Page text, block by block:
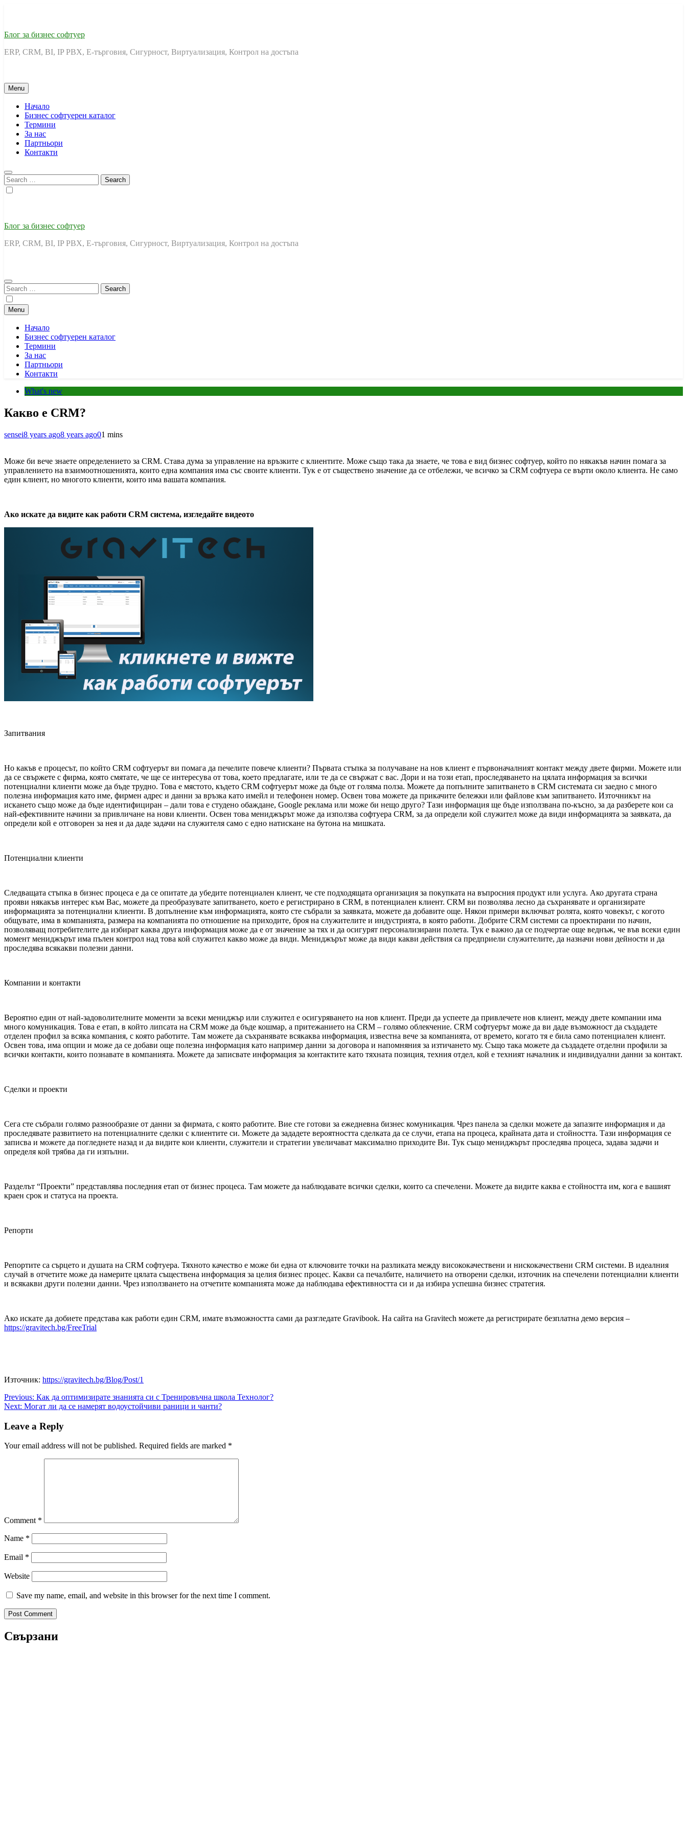
Блог за бизнес софтуер
ERP, CRM, BI, IP PBX, Е-търговия, Сигурност, Виртуализация, Контрол на достъпа
Menu
Начало
Бизнес софтуерен каталог
Термини
За нас
Партньори
Контакти
Search
for:
Блог за бизнес софтуер
ERP, CRM, BI, IP PBX, Е-търговия, Сигурност, Виртуализация, Контрол на достъпа
Search
for:
Menu
Начало
Бизнес софтуерен каталог
Термини
За нас
Партньори
Контакти
What's new
Какво е CRM?
sensei8 years ago8 years ago01 mins
Може би вече знаете определението за CRM. Става дума за управление на връзките с клиентите. Може също така да знаете, че това е вид бизнес софтуер, който по някакъв начин помага за
управлението на взаимоотношенията, които една компания има със своите клиенти. Тук е от съществено значение да се отбележи, че всичко за CRM софтуера се върти около клиента. Не само
един клиент, но многото клиенти, които има вашата компания.
Ако искате да видите как работи CRM система, изгледайте видеото
Запитвания
Но какъв е процесът, по който CRM софтуерът ви помага да печелите повече клиенти? Първата стъпка за получаване на нов клиент е първоначалният контакт между двете фирми. Можете или
да се свържете с фирма, която смятате, че ще се интересува от това, което предлагате, или те да се свържат с вас. Дори и на този етап, проследяването на цялата информация за всички
потенциални клиенти може да бъде трудно. Това е мястото, където CRM софтуерът може да бъде от голяма полза. Можете да попълните запитването в CRM системата си заедно с много
полезна информация като име, фирмен адрес и данни за връзка като имейл и телефонен номер. Освен това можете да прикачите бележки или файлове към запитването. Източникът на
искането също може да бъде идентифициран – дали това е студено обаждане, Google реклама или може би нещо друго? Тази информация ще бъде използвана по-късно, за да разберете кои са
най-ефективните начини за привличане на нови клиенти. Освен това мениджърът може да използва софтуера CRM, за да определи кой служител може да види информацията за заявката, да
определи кой е отговорен за нея и да даде задачи на служителя само с едно натискане на бутона на мишката.
Потенциални клиенти
Следващата стъпка в бизнес процеса е да се опитате да убедите потенциален клиент, че сте подходящата организация за покупката на въпросния продукт или услуга. Ако другата страна
прояви някакъв интерес към Вас, можете да преобразувате запитването, което е регистрирано в CRM, в потенциален клиент. CRM ви позволява лесно да съхранявате и организирате
информацията за потенциални клиенти. В допълнение към информацията, която сте събрали за заявката, можете да добавите още. Някои примери включват ролята, която човекът, с когото
общувате, има в компанията, размера на компанията по отношение на приходите, броя на служителите и индустрията, в която работи. Добрите CRM системи са проектирани по начин,
позволяващ потребителите да избират каква друга информация може да е от значение за тях и да осигурят персонализирани полета. Тук е важно да се подчертае още веднъж, че във всеки един
момент мениджърът има пълен контрол над това кой служител какво може да види. Мениджърът може да види какви действия са предприели служителите, да назначи нови дейности и да
проследява всякакви полезни данни.
Компании и контакти
Вероятно един от най-задоволителните моменти за всеки мениджър или служител е осигуряването на нов клиент. Преди да успеете да привлечете нов клиент, между двете компании има
много комуникация. Това е етап, в който липсата на CRM може да бъде кошмар, а притежанието на CRM – голямо облекчение. CRM софтуерът може да ви даде възможност да създадете
отделен профил за всяка компания, с която работите. Там можете да съхранявате всякаква информация, известна вече за компанията, от времето, когато тя е била само потенциален клиент.
Освен това, има опции и може да се добави още полезна информация като например данни за договора и напомняния за изтичането му. Също така можете да създадете отделни профили за
всички контакти, които познавате в компанията. Можете да записвате информация за контактите като тяхната позиция, техния отдел, кой е техният началник и индивидуални данни за контакт.
Сделки и проекти
Сега сте събрали голямо разнообразие от данни за фирмата, с която работите. Вие сте готови за ежедневна бизнес комуникация. Чрез панела за сделки можете да запазите информация и да
проследявате развитието на потенциалните сделки с клиентите си. Можете да зададете вероятността сделката да се случи, етапа на процеса, крайната дата и стойността. Тази информация се
записва и можете да погледнете назад и да видите кои клиенти, служители и стратегии увеличават максимално приходите Ви. Тук също мениджърът проследява процеса, задава задачи и
определя кой трябва да ги изпълни.
Разделът “Проекти” представлява последния етап от бизнес процеса. Там можете да наблюдавате всички сделки, които са спечелени. Можете да видите каква е стойността им, кога е вашият
краен срок и статуса на проекта.
Репорти
Репортите са сърцето и душата на CRM софтуера. Тяхното качество е може би една от ключовите точки на разликата между висококачествени и нискокачествени CRM системи. В идеалния
случай в отчетите може да намерите цялата съществена информация за целия бизнес процес. Какви са печалбите, наличието на отворени сделки, източник на спечелени потенциални клиенти
и всякакви други полезни данни. Чрез използването на отчетите компанията може да наблюдава ефективността си и да избира успешна бизнес стратегия.
Ако искате да добиете представа как работи един CRM, имате възможността сами да разгледате Gravibook. На сайта на Gravitech можете да регистрирате безплатна демо версия –
https://gravitech.bg/FreeTrial
Източник: https://gravitech.bg/Blog/Post/1
Post
navigation
Previous: Как да оптимизирате знанията си с Тренировъчна школа Технолог?
Next: Могат ли да се намерят водоустойчиви раници и чанти?
Leave a Reply
Your email address will not be published. Required fields are marked *
Comment *
Name *
Email *
Website
Save my name, email, and website in this browser for the next time I comment.
Свързани